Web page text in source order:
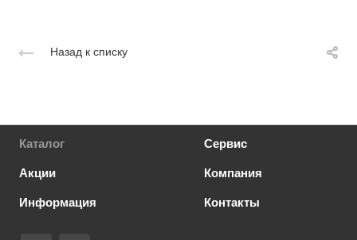
Назад к списку
Каталог Сервис
Акции Компания
Информация Контакты